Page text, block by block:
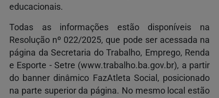
educacionais.
Todas as informações estão disponíveis na
Resolução nº 022/2025, que pode ser acessada na
página da Secretaria do Trabalho, Emprego, Renda
e Esporte - Setre (www.trabalho.ba.gov.br), a partir
do banner dinâmico FazAtleta Social, posicionado
na parte superior da página. No mesmo local estão